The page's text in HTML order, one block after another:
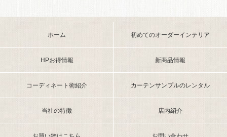
ホーム 初めてのオーダーインテリア
HPお得情報 新商品情報
コーディネート術紹介 カーテンサンプルのレンタル
当社の特徴 店内紹介